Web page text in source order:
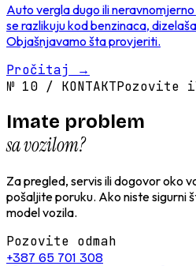
Auto vergla dugo ili
se razlikuju kod benzinaca,
Objašnjavamo šta provjeriti.
Pročitaj →
№ 10 / KONTAKTPozovite
Imate problem
sa vozilom?
Za pregled, servis ili dogovor oko
pošaljite poruku. Ako niste sigurni
model vozila.
Pozovite odmah
+387 65 701 308